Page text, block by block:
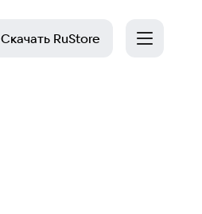
Скачать RuStore